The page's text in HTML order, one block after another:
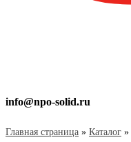
info@npo-solid.ru
Главная страница » Каталог »